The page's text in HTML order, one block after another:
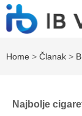
Home > Članak >
Najbolje